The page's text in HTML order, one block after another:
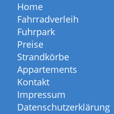
Home
Fahrradverleih
Fuhrpark
Preise
Strandkörbe
Appartements
Kontakt
Impressum
Datenschutzerklärung